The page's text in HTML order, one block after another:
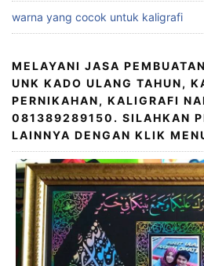
warna yang cocok untuk kaligrafi
MELAYANI JASA
UNK KADO ULANG TAHUN,
PERNIKAHAN, KALIGRAFI
081389289150. SILAHKAN
LAINNYA DENGAN KLIK